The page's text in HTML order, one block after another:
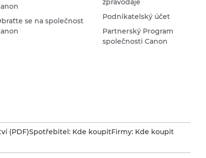
se na společnost
zpravodaje
Podnikatelský účet
Partnerský Program
společnosti Canon
(PDF)Spotřebitel: Kde koupitFirmy: Kde koupit